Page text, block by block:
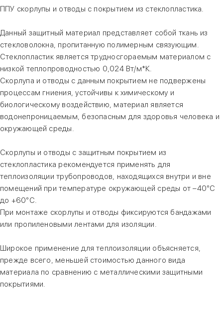
ППУ скорлупы и отводы с покрытием из стеклопластика.
Данный защитный материал представляет собой ткань из
стекловолокна, пропитанную полимерным связующим.
Стеклопластик является трудносгораемым материалом с
низкой теплопроводностью 0,024 Вт/м*К.
Скорлупа и отводы с данным покрытием не подвержены
процессам гниения, устойчивы к химическому и
биологическому воздействию, материал является
водонепроницаемым, безопасным для здоровья человека и
окружающей среды.
Скорлупы и отводы с защитным покрытием из
стеклопластика рекомендуется применять для
теплоизоляции трубопроводов, находящихся внутри и вне
помещений при температуре окружающей среды от –40°С
до +60°С.
При монтаже скорлупы и отводы фиксируются бандажами
или пропиленовыми лентами для изоляции.
Широкое применение для теплоизоляции объясняется,
прежде всего, меньшей стоимостью данного вида
материала по сравнению с металлическими защитными
покрытиями.